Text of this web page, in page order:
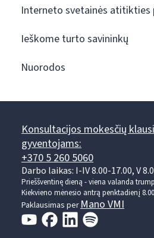
Interneto svetainės atitikties
Ieškome turto savininkų
Nuorodos
Konsultacijos mokesčių
gyventojams:
+370 5 260 5060
Darbo laikas: I-IV 8.00-17.00, V
Prieššventinę dieną - viena valanda
Kiekvieno mėnesio antrą penktadienį
Paklausimas perMano VMI